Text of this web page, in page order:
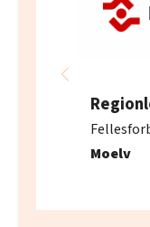
Moelv